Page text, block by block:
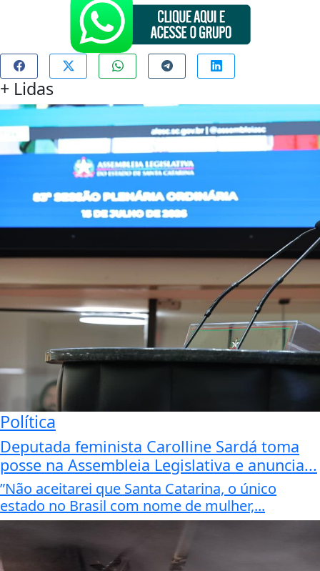
+ Lidas
Política
Deputada feminista Carolline Sardá toma
posse na Assembleia Legislativa e anuncia...
”Não aceitarei que Santa Catarina, o único
estado no Brasil com nome de mulher,...